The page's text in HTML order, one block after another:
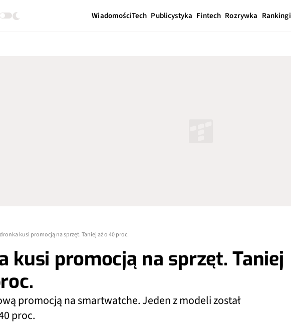
WiadomościTech Publicystyka Fintech Rozrywka Rankingi
kusi promocją na sprzęt. Taniej aż o 40 proc.
kusi promocją na sprzęt. Taniej
promocją na smartwatche. Jeden z modeli został
proc.